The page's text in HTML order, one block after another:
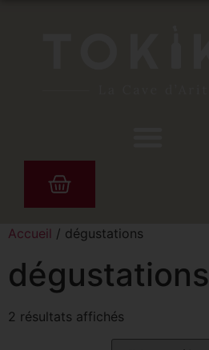
Accueil / dégustations
dégustations
2 résultats affichés